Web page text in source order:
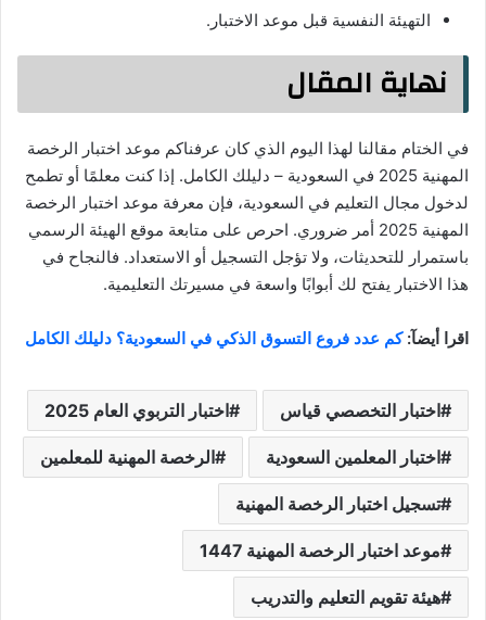
التهيئة النفسية قبل موعد الاختبار.
نهاية المقال
في الختام مقالنا لهذا اليوم الذي كان عرفناكم موعد اختبار الرخصة
المهنية 2025 في السعودية – دليلك الكامل. إذا كنت معلمًا أو تطمح
لدخول مجال التعليم في السعودية، فإن معرفة موعد اختبار الرخصة
المهنية 2025 أمر ضروري. احرص على متابعة موقع الهيئة الرسمي
باستمرار للتحديثات، ولا تؤجل التسجيل أو الاستعداد. فالنجاح في
هذا الاختبار يفتح لك أبوابًا واسعة في مسيرتك التعليمية.
اقرا أيضآ:كم عدد فروع التسوق الذكي في السعودية؟ دليلك الكامل
اختبار التخصصي قياس اختبار التربوي العام 2025
اختبار المعلمين السعودية الرخصة المهنية للمعلمين
تسجيل اختبار الرخصة المهنية
موعد اختبار الرخصة المهنية 1447
هيئة تقويم التعليم والتدريب